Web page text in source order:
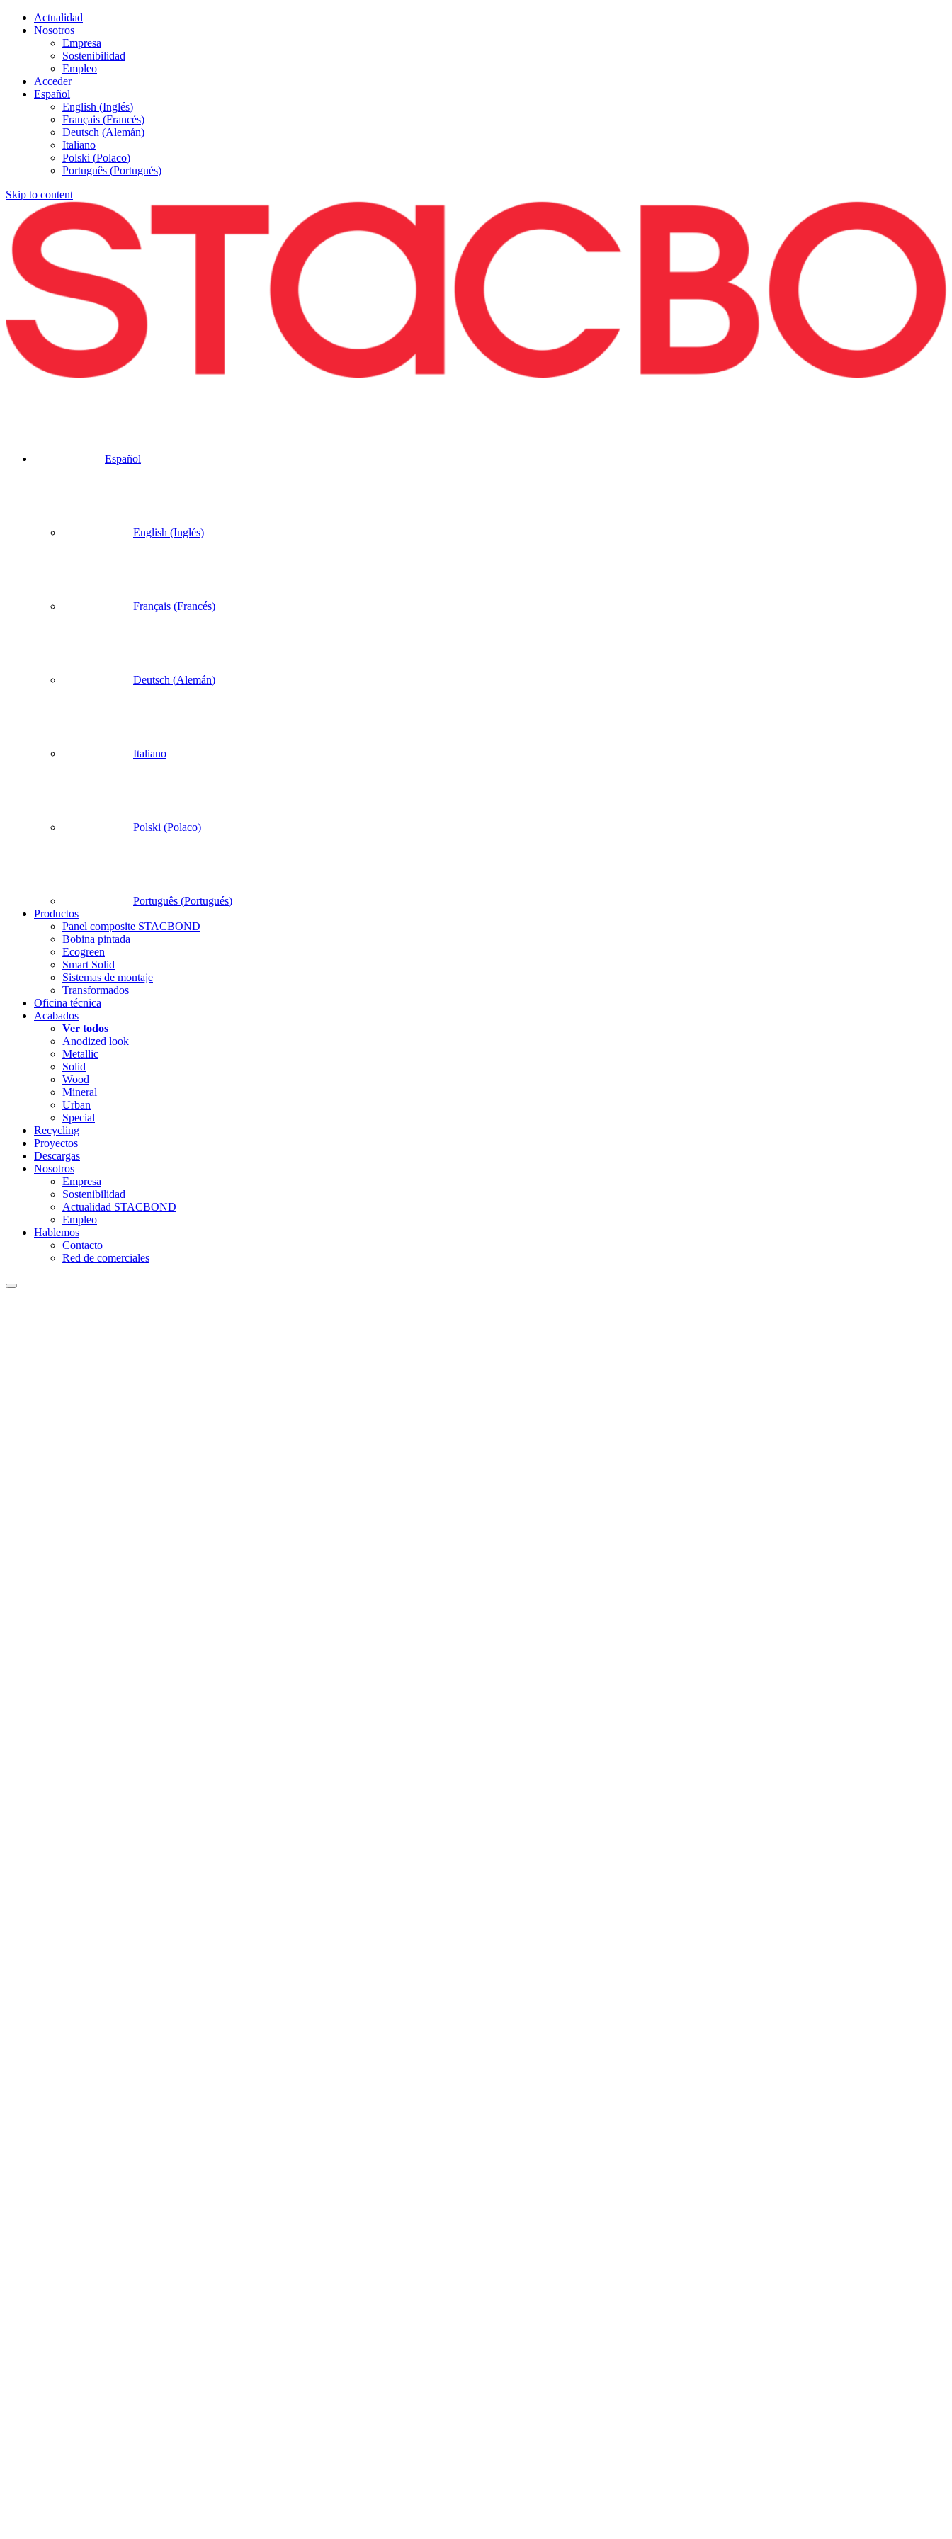
Actualidad
Nosotros
Empresa
Sostenibilidad
Empleo
Acceder
Español
English (Inglés)
Français (Francés)
Deutsch (Alemán)
Italiano
Polski (Polaco)
Português (Portugués)
Skip to content
Español
English (Inglés)
Français (Francés)
Deutsch (Alemán)
Italiano
Polski (Polaco)
Português (Portugués)
Productos
Panel composite STACBOND
Bobina pintada
Ecogreen
Smart Solid
Sistemas de montaje
Transformados
Oficina técnica
Acabados
Ver todos
Anodized look
Metallic
Solid
Wood
Mineral
Urban
Special
Recycling
Proyectos
Descargas
Nosotros
Empresa
Sostenibilidad
Actualidad STACBOND
Empleo
Hablemos
Contacto
Red de comerciales